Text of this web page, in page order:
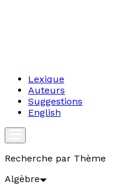
Lexique
Auteurs
Suggestions
English
Recherche par Thème
Algèbre